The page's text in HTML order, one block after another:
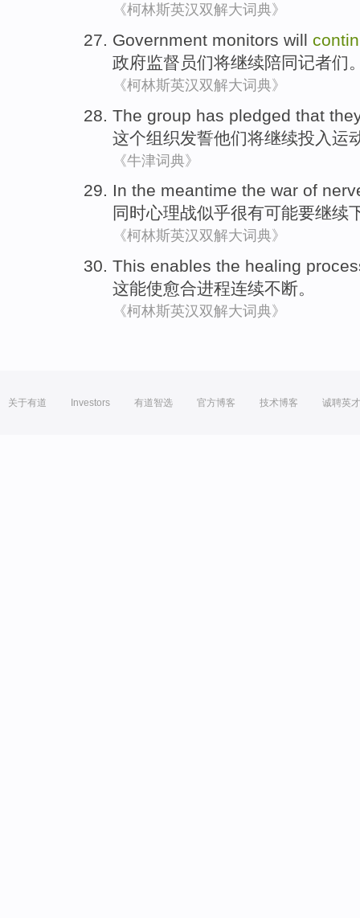
《柯林斯英汉双解大词典》
Government monitors will
政府监督员们将继续陪同记者们
《柯林斯英汉双解大词典》
The group has pledged that
这个组织发誓他们将继续投入运
《牛津词典》
In the meantime the war of
同时心理战似乎很有可能要继续
《柯林斯英汉双解大词典》
This enables the healing
这能使愈合进程连续不断。
《柯林斯英汉双解大词典》
关于有道 Investors 有道智选 官方博客 技术博客 诚聘英才